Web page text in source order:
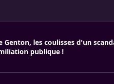
Genton, les coulisses d'un
publique !